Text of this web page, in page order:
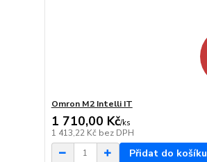
Omron M2 Intelli IT
1 710,00 Kč/ks
1 413,22 Kč bez DPH
Přidat do košíku